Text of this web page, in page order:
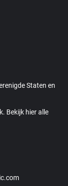
Staten en
Bekijk hier alle